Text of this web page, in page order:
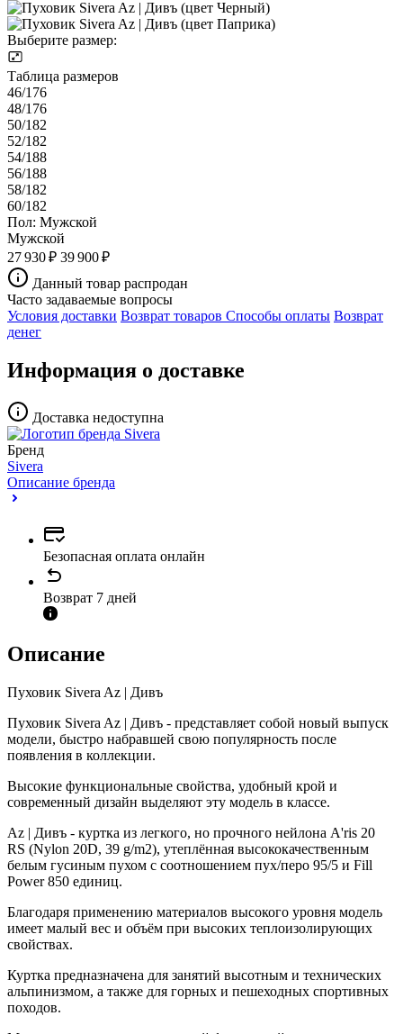
Выберите размер:
Таблица размеров
46/176
48/176
50/182
52/182
54/188
56/188
58/182
60/182
Пол: Мужской
Мужской
27 930 ₽ 39 900 ₽
Данный товар распродан
Часто задаваемые вопросы
Условия доставки Возврат товаров Способы оплаты Возврат
денег
Информация о доставке
Доставка недоступна
Бренд
Sivera
Описание бренда
Безопасная оплата онлайн
Возврат 7 дней
Описание
Пуховик Sivera Az | Дивъ
Пуховик Sivera Az | Дивъ - представляет собой новый выпуск
модели, быстро набравшей свою популярность после
появления в коллекции.
Высокие функциональные свойства, удобный крой и
современный дизайн выделяют эту модель в классе.
Az | Дивъ - куртка из легкого, но прочного нейлона A'ris 20
RS (Nylon 20D, 39 g/m2), утеплённая высококачественным
белым гусиным пухом с соотношением пух/перо 95/5 и Fill
Power 850 единиц.
Благодаря применению материалов высокого уровня модель
имеет малый вес и объём при высоких теплоизолирующих
свойствах.
Куртка предназначена для занятий высотным и технических
альпинизмом, а также для горных и пешеходных спортивных
походов.